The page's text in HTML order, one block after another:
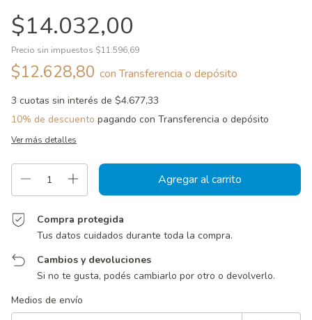
$14.032,00
Precio sin impuestos $11.596,69
$12.628,80 con Transferencia o depósito
3 cuotas sin interés de $4.677,33
10% de descuento pagando con Transferencia o depósito
Ver más detalles
Compra protegida
Tus datos cuidados durante toda la compra.
Cambios y devoluciones
Si no te gusta, podés cambiarlo por otro o devolverlo.
Entregas para el CP:
Medios de envío